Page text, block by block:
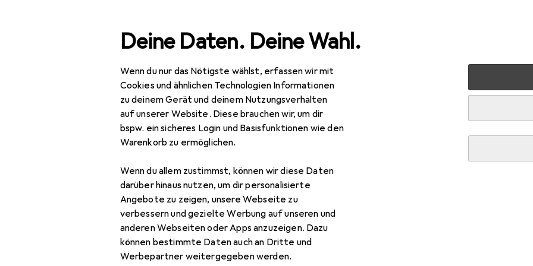
Deine Daten. Deine Wahl.
Wenn du nur das Nötigste wählst, erfassen wir mit
Cookies und ähnlichen Technologien Informationen
zu deinem Gerät und deinem Nutzungsverhalten
auf unserer Website. Diese brauchen wir, um dir
bspw. ein sicheres Login und Basisfunktionen wie den
Warenkorb zu ermöglichen.
Wenn du allem zustimmst, können wir diese Daten
darüber hinaus nutzen, um dir personalisierte
Angebote zu zeigen, unsere Webseite zu
verbessern und gezielte Werbung auf unseren und
anderen Webseiten oder Apps anzuzeigen. Dazu
können bestimmte Daten auch an Dritte und
Werbepartner weitergegeben werden.
Navigation nach KategorienWohnen Büromöbel + Home Office Arbeitsplatz Zubehör
EUR
47,32
Cosy Whiteboard aus Glas 45 x 45 cm, Grau
Zubehör für Leitz Cosy Whiteboard aus
Hier findest du passendes Zubehör zum Produkt Leitz Cosy Whiteboard aus Glas 45 x 45